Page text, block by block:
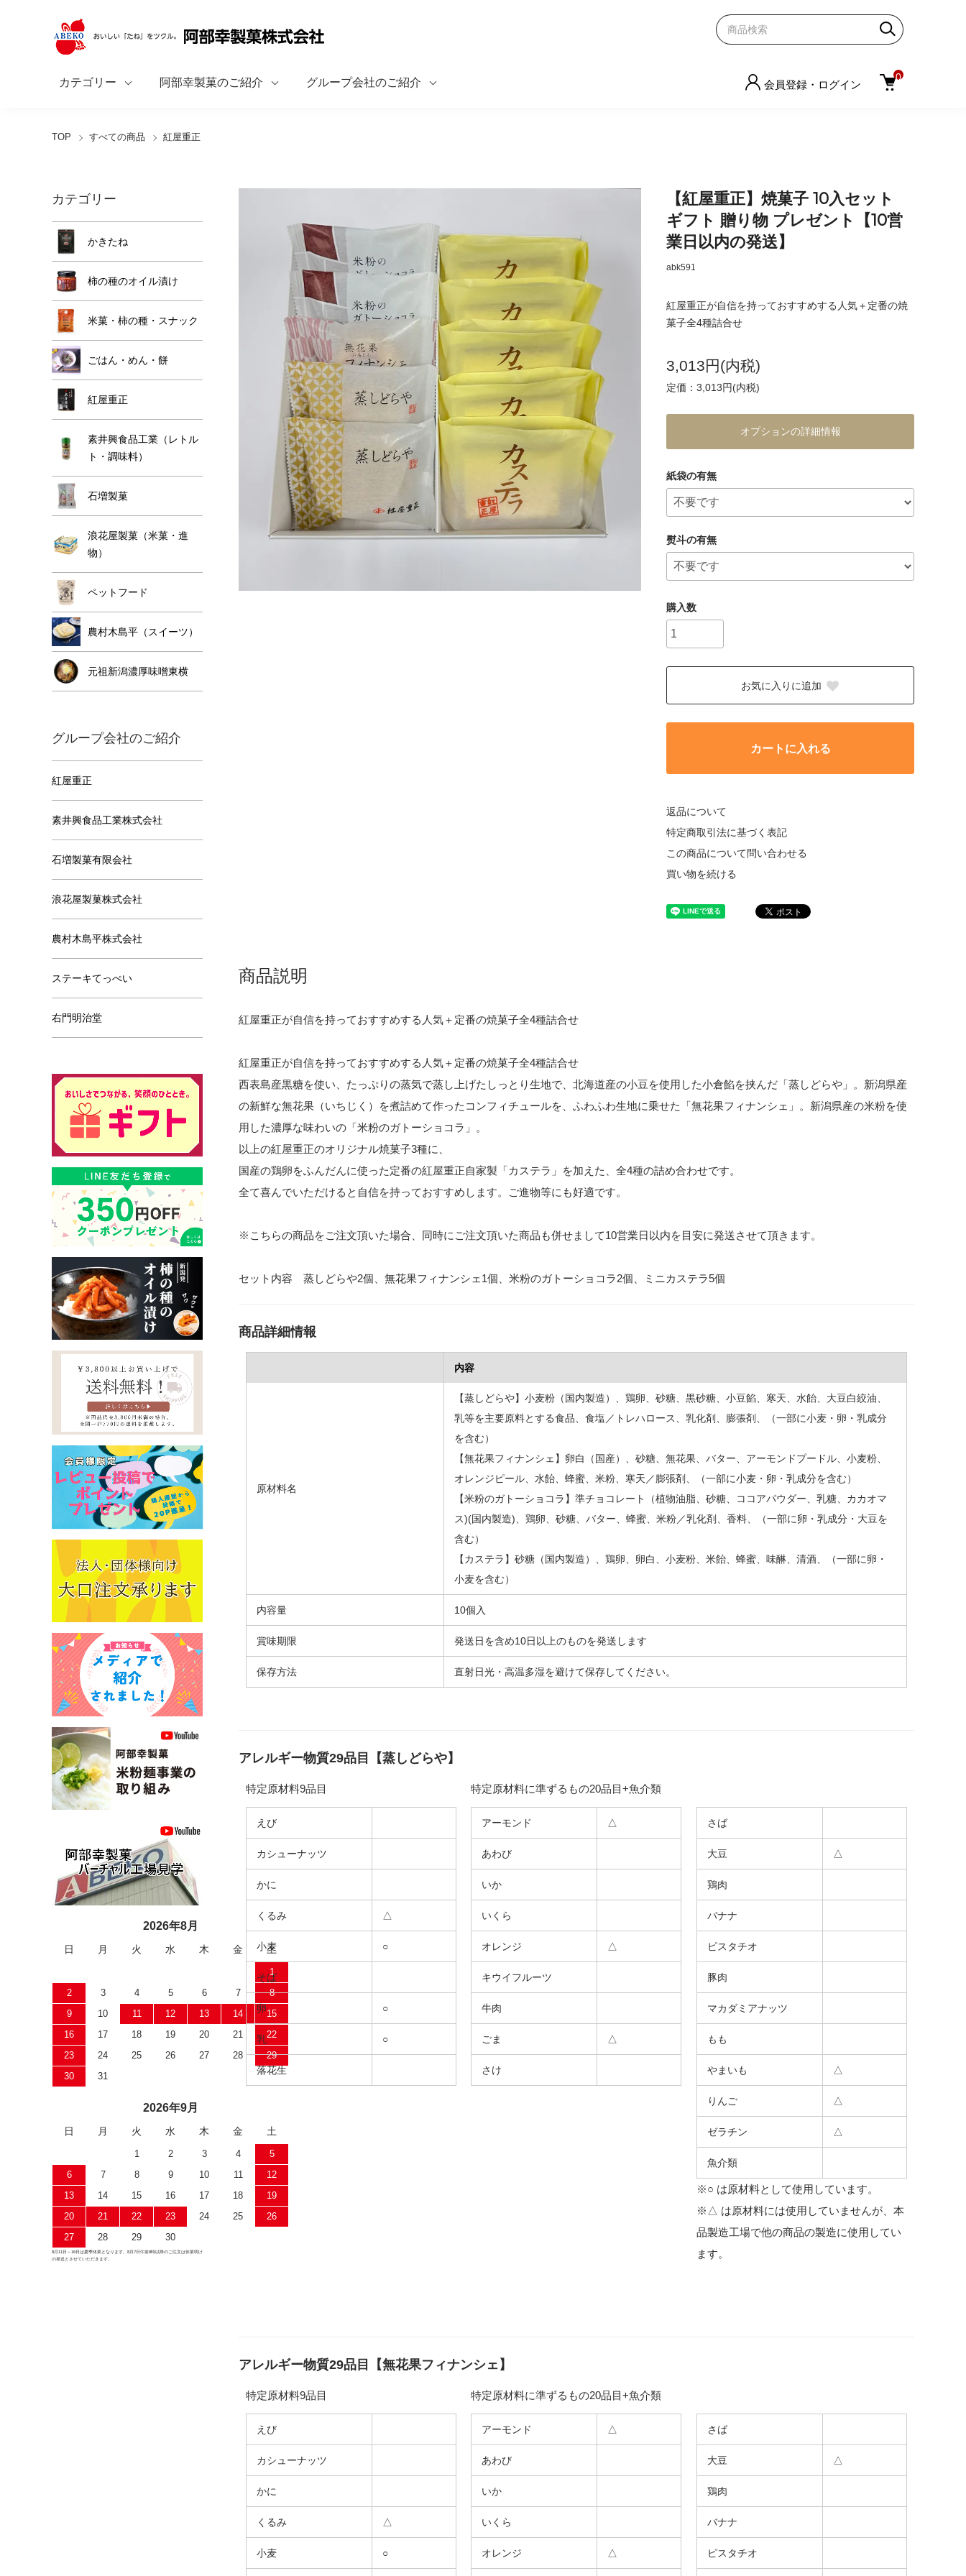
カテゴリー 阿部幸製菓のご紹介 グループ会社のご紹介 会員登録・ログイン
0
TOP すべての商品 紅屋重正
【紅屋重正】焼菓子 10入セット
ギフト 贈り物 プレゼント【10営
業日以内の発送】
abk591
紅屋重正が自信を持っておすすめする人気＋定番の焼
菓子全4種詰合せ
3,013円(内税)
定価：3,013円(内税)
オプションの詳細情報
紙袋の有無
熨斗の有無
購入数
お気に入りに追加
カートに入れる
返品について
特定商取引法に基づく表記
この商品について問い合わせる
買い物を続ける
商品説明
紅屋重正が自信を持っておすすめする人気＋定番の焼菓子全4種詰合せ
紅屋重正が自信を持っておすすめする人気＋定番の焼菓子全4種詰合せ
西表島産黒糖を使い、たっぷりの蒸気で蒸し上げたしっとり生地で、北海道産の小豆を使用した小倉餡を挟んだ「蒸しどらや」。新潟県産
の新鮮な無花果（いちじく）を煮詰めて作ったコンフィチュールを、ふわふわ生地に乗せた「無花果フィナンシェ」。新潟県産の米粉を使
用した濃厚な味わいの「米粉のガトーショコラ」。
以上の紅屋重正のオリジナル焼菓子3種に、
国産の鶏卵をふんだんに使った定番の紅屋重正自家製「カステラ」を加えた、全4種の詰め合わせです。
全て喜んでいただけると自信を持っておすすめします。ご進物等にも好適です。
※こちらの商品をご注文頂いた場合、同時にご注文頂いた商品も併せまして10営業日以内を目安に発送させて頂きます。
セット内容 蒸しどらや2個、無花果フィナンシェ1個、米粉のガトーショコラ2個、ミニカステラ5個
商品詳細情報
内容
原材料名
【蒸しどらや】小麦粉（国内製造）、鶏卵、砂糖、黒砂糖、小豆餡、寒天、水飴、大豆白絞油、
乳等を主要原料とする食品、食塩／トレハロース、乳化剤、膨張剤、（一部に小麦・卵・乳成分
を含む）
【無花果フィナンシェ】卵白（国産）、砂糖、無花果、バター、アーモンドプードル、小麦粉、
オレンジピール、水飴、蜂蜜、米粉、寒天／膨張剤、（一部に小麦・卵・乳成分を含む）
【米粉のガトーショコラ】準チョコレート（植物油脂、砂糖、ココアパウダー、乳糖、カカオマ
ス)(国内製造)、鶏卵、砂糖、バター、蜂蜜、米粉／乳化剤、香料、（一部に卵・乳成分・大豆を
含む）
【カステラ】砂糖（国内製造）、鶏卵、卵白、小麦粉、米飴、蜂蜜、味醂、清酒、（一部に卵・
小麦を含む）
内容量 10個入
賞味期限 発送日を含め10日以上のものを発送します
保存方法 直射日光・高温多湿を避けて保存してください。
アレルギー物質29品目【蒸しどらや】
特定原材料9品目
えび
カシューナッツ
かに
くるみ △
小麦 ○
そば
卵 ○
乳 ○
落花生
特定原材料に準ずるもの20品目+魚介類
アーモンド △
あわび
いか
いくら
オレンジ △
キウイフルーツ
牛肉
ごま △
さけ
さば
大豆 △
鶏肉
バナナ
ピスタチオ
豚肉
マカダミアナッツ
もも
やまいも △
りんご △
ゼラチン △
魚介類
※○ は原材料として使用しています。
※△ は原材料には使用していませんが、本
品製造工場で他の商品の製造に使用してい
ます。
アレルギー物質29品目【無花果フィナンシェ】
特定原材料9品目
えび
カシューナッツ
かに
くるみ △
小麦 ○
特定原材料に準ずるもの20品目+魚介類
アーモンド △
あわび
いか
いくら
オレンジ △
さば
大豆 △
鶏肉
バナナ
ピスタチオ
カテゴリー
かきたね
柿の種のオイル漬け
米菓・柿の種・スナック
ごはん・めん・餅
紅屋重正
素井興食品工業（レトル
ト・調味料）
石増製菓
浪花屋製菓（米菓・進
物）
ペットフード
農村木島平（スイーツ）
元祖新潟濃厚味噌東横
グループ会社のご紹介
紅屋重正
素井興食品工業株式会社
石増製菓有限会社
浪花屋製菓株式会社
農村木島平株式会社
ステーキてっぺい
右門明治堂
2026年8月
日 月 火 水 木 金 土
1
2
3 4 5 6 7
8
9
10 11 12 13 14
15
16
17 18 19 20 21
22
23
24 25 26 27 28
29
30
31
2026年9月
日 月 火 水 木 金 土
1 2 3 4
5
6
7 8 9 10 11
12
13
14 15 16 17 18
19
20
21 22 23 24 25
26
27
28 29 30
8月11日～16日は夏季休業となります。8月7日午前8時以降のご注文は休業明け
の発送とさせていただきます。